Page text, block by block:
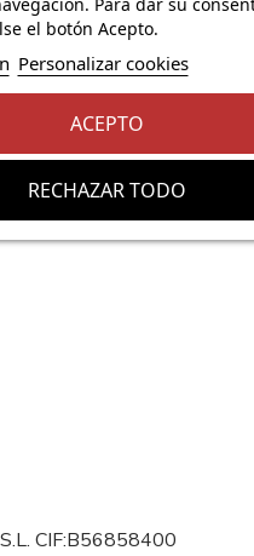
el botón Acepto.
Personalizar cookies
RECHAZAR TODO
ACEPTO
CIF:B56858400